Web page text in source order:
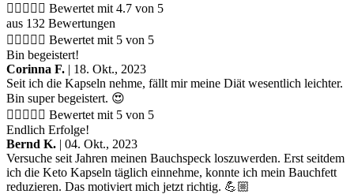
     Bewertet mit 4.7 von 5
aus 132 Bewertungen
     Bewertet mit 5 von 5
Bin begeistert!
Corinna F. | 18. Okt., 2023
Seit ich die Kapseln nehme, fällt mir meine Diät wesentlich leichter.
Bin super begeistert. 😍
     Bewertet mit 5 von 5
Endlich Erfolge!
Bernd K. | 04. Okt., 2023
Versuche seit Jahren meinen Bauchspeck loszuwerden. Erst seitdem
ich die Keto Kapseln täglich einnehme, konnte ich mein Bauchfett
reduzieren. Das motiviert mich jetzt richtig. 💪🏼